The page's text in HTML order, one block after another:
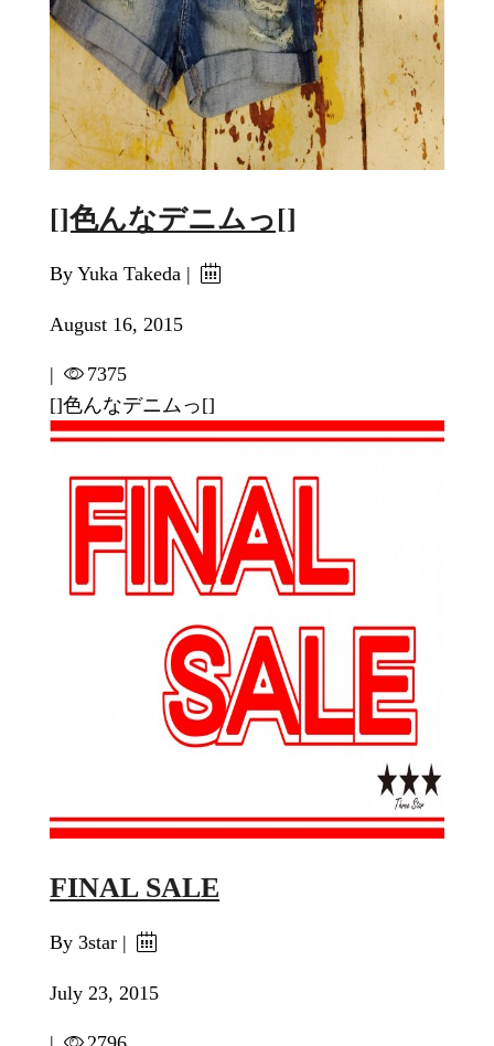
[]色んなデニムっ[]
By Yuka Takeda |
August 16, 2015
|
7375
[]色んなデニムっ[]
FINAL SALE
By 3star |
July 23, 2015